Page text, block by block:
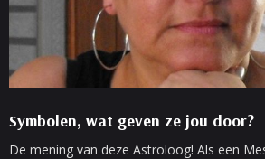
Symbolen, wat geven ze jou door?
De mening van deze Astroloog! Als een